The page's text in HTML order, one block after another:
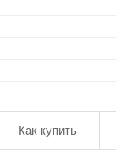
Как купить